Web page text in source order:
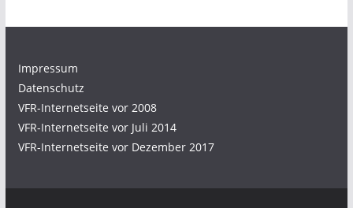
Impressum
Datenschutz
VFR-Internetseite vor 2008
VFR-Internetseite vor Juli 2014
VFR-Internetseite vor Dezember 2017